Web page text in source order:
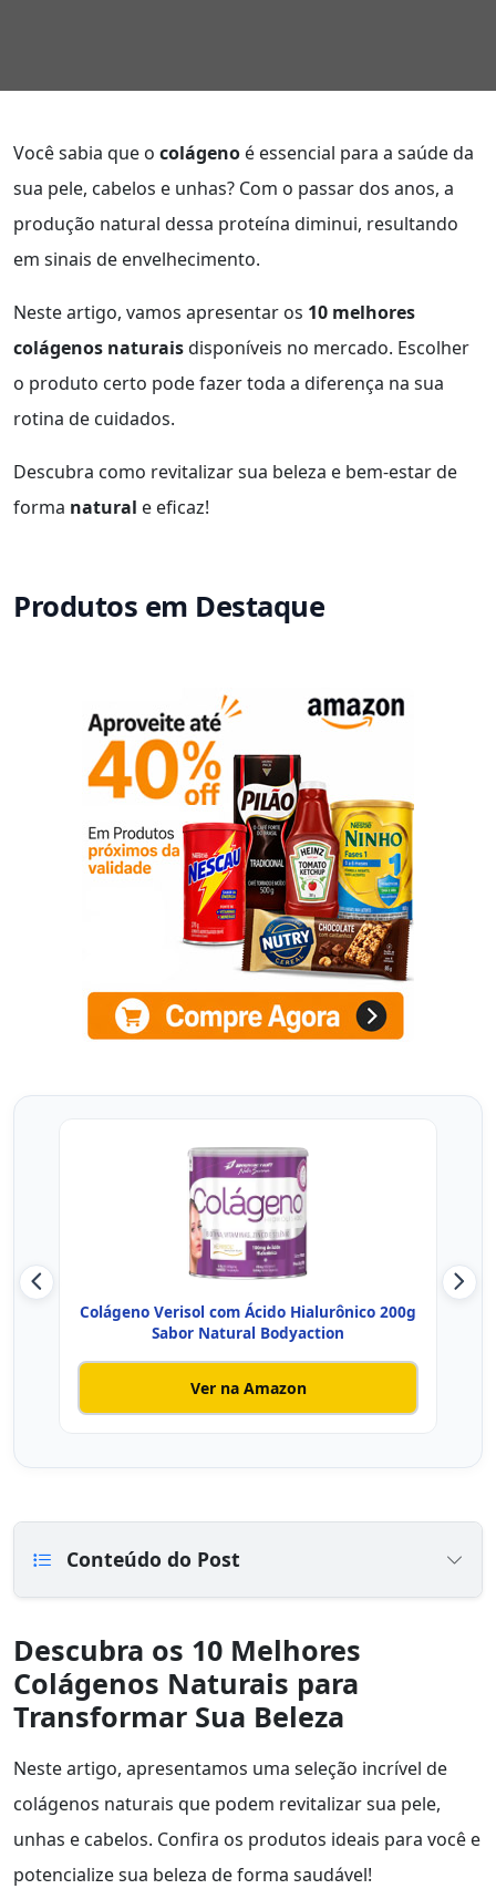
Você sabia que o colágeno é essencial para a saúde da
sua pele, cabelos e unhas? Com o passar dos anos, a
produção natural dessa proteína diminui, resultando
em sinais de envelhecimento.
Neste artigo, vamos apresentar os 10 melhores
colágenos naturaisdisponíveis no mercado. Escolher
o produto certo pode fazer toda a diferença na sua
rotina de cuidados.
Descubra como revitalizar sua beleza e bem-estar de
forma natural e eficaz!
Produtos em Destaque
Colágeno Verisol com Ácido Hialurônico 200g
Sabor Natural Bodyaction
Ver na Amazon
Conteúdo do Post
Descubra os 10 Melhores
Colágenos Naturais para
Transformar Sua Beleza
Neste artigo, apresentamos uma seleção incrível de
colágenos naturais que podem revitalizar sua pele,
unhas e cabelos. Confira os produtos ideais para você e
potencialize sua beleza de forma saudável!